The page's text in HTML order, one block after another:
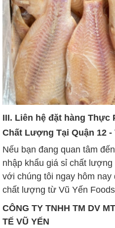
III. Liên hệ đặt hàng Thực
Chất Lượng Tại Quận 12 -
Nếu bạn đang quan tâm
nhập khẩu giá sỉ chất
với chúng tôi ngay hôm nay
chất lượng từ Vũ Yến
CÔNG TY TNHH TM DV
TẾ VŨ YẾN